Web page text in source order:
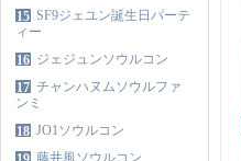
15 SF9ジェユン誕生日パーテ
ィー
16 ジェジュンソウルコン
17 チャンハヌムソウルファ
ンミ
18 JO1ソウルコン
藤井風ソウルコン